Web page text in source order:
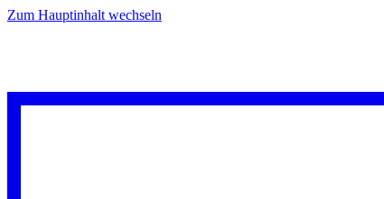
Zum Hauptinhalt wechseln